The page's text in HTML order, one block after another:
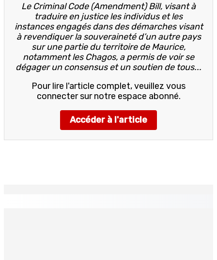
Le Criminal Code (Amendment) Bill, visant à
traduire en justice les individus et les
instances engagés dans des démarches visant
à revendiquer la souveraineté d’un autre pays
sur une partie du territoire de Maurice,
notamment les Chagos, a permis de voir se
dégager un consensus et un soutien de tous...
Pour lire l'article complet, veuillez vous
connecter sur notre espace abonné.
Accéder à l'article